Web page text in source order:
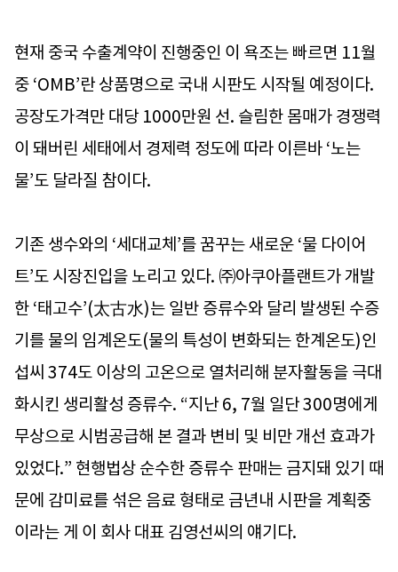
현재 중국 수출계약이 진행중인 이 욕조는 빠르면 11월
중 ‘OMB’란 상품명으로 국내 시판도 시작될 예정이다.
공장도가격만 대당 1000만원 선. 슬림한 몸매가 경쟁력
이 돼버린 세태에서 경제력 정도에 따라 이른바 ‘노는
물’도 달라질 참이다.
기존 생수와의 ‘세대교체’를 꿈꾸는 새로운 ‘물 다이어
트’도 시장진입을 노리고 있다. ㈜아쿠아플랜트가 개발
한 ‘태고수’(太古水)는 일반 증류수와 달리 발생된 수증
기를 물의 임계온도(물의 특성이 변화되는 한계온도)인
섭씨 374도 이상의 고온으로 열처리해 분자활동을 극대
화시킨 생리활성 증류수. “지난 6, 7월 일단 300명에게
무상으로 시범공급해 본 결과 변비 및 비만 개선 효과가
있었다.” 현행법상 순수한 증류수 판매는 금지돼 있기 때
문에 감미료를 섞은 음료 형태로 금년내 시판을 계획중
이라는 게 이 회사 대표 김영선씨의 얘기다.